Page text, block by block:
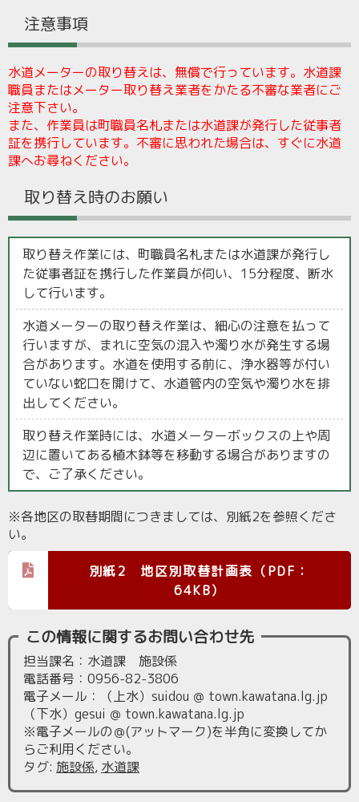
注意事項
水道メーターの取り替えは、無償で行っています。水道課
職員またはメーター取り替え業者をかたる不審な業者にご
注意下さい。
また、作業員は町職員名札または水道課が発行した従事者
証を携行しています。不審に思われた場合は、すぐに水道
課へお尋ねください。
取り替え時のお願い
取り替え作業には、町職員名札または水道課が発行し
た従事者証を携行した作業員が伺い、15分程度、断水
して行います。
水道メーターの取り替え作業は、細心の注意を払って
行いますが、まれに空気の混入や濁り水が発生する場
合があります。水道を使用する前に、浄水器等が付い
ていない蛇口を開けて、水道管内の空気や濁り水を排
出してください。
取り替え作業時には、水道メーターボックスの上や周
辺に置いてある植木鉢等を移動する場合がありますの
で、ご了承ください。
※各地区の取替期間につきましては、別紙2を参照くださ
い。
別紙2 地区別取替計画表（PDF：
64KB）
この情報に関するお問い合わせ先
担当課名：水道課 施設係
電話番号：0956-82-3806
電子メール：（上水）suidou ＠ town.kawatana.lg.jp
（下水）gesui ＠ town.kawatana.lg.jp
※電子メールの＠(アットマーク)を半角に変換してか
らご利用ください。
タグ: 施設係, 水道課